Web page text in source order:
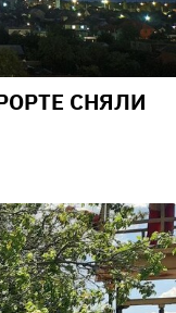
СНЯЛИ